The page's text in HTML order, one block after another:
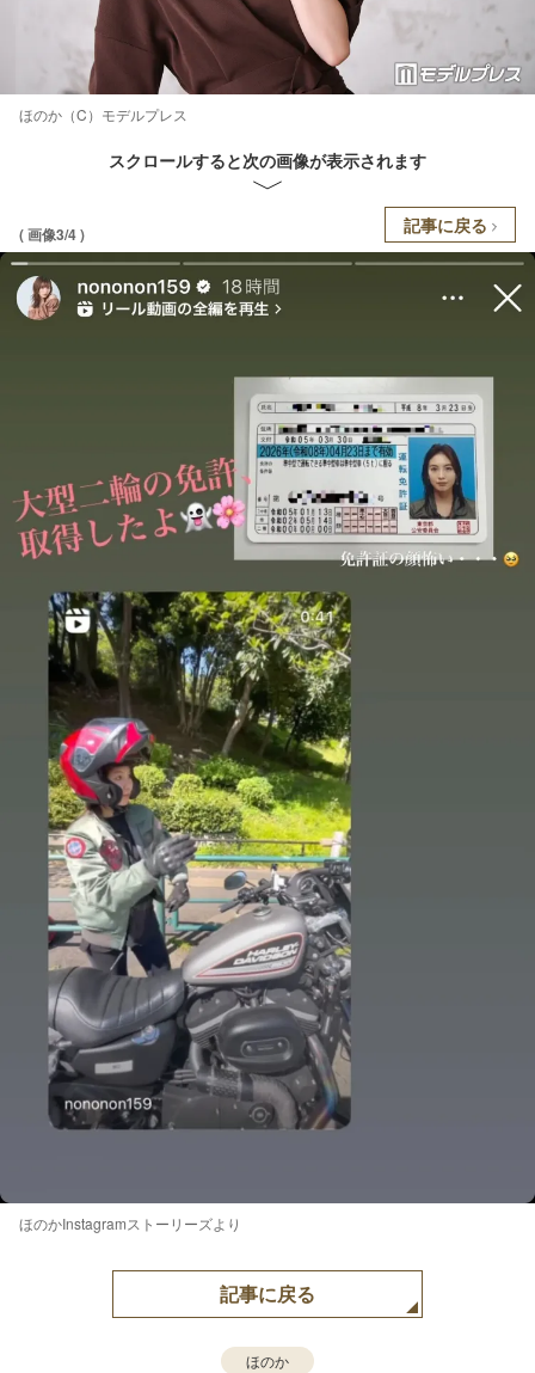
ほのか（C）モデルプレス
スクロールすると次の画像が表示されます
( 画像3/4 ) 記事に戻る
ほのかInstagramストーリーズより
記事に戻る
ほのか